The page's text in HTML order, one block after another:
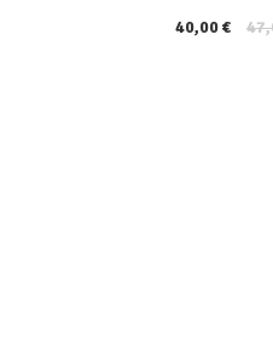
40,00 €